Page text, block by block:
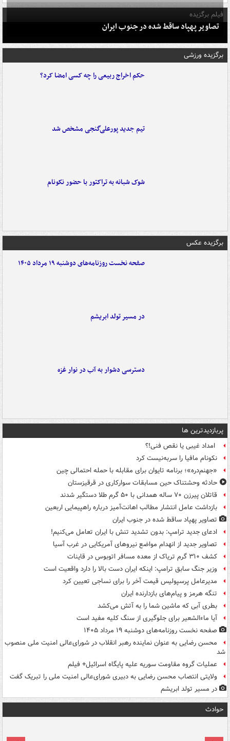
فیلم برگزیده
تصاویر پهپاد ساقط شده در جنوب ایران
برگزیده ورزشی
حکم اخراج ربیعی را چه کسی امضا کرد؟
تیم جدید پورعلی‌گنجی مشخص شد
شوک شبانه به تراکتور با حضور نکونام
برگزیده عکس
صفحه نخست روزنامه‌های دوشنبه ۱۹ مرداد ۱۴۰۵
در مسیر تولد ابریشم
دسترسی دشوار به آب در نوار غزه
پربازدیدترین ها
امداد غیبی یا نقص فنی!؟
نکونام مافیا را سربه‌نیست کرد
«جهنم‌دره»؛ برنامه تایوان برای مقابله با حمله احتمالی چین
حادثه وحشتناک حین مسابقات سوارکاری در قرقیزستان
قاتلان پیرزن ۷۰ ساله همدانی با ۵۰ گرم طلا دستگیر شدند
بازداشت عامل انتشار مطالب اهانت‌آمیز درباره راهپیمایی اربعین
تصاویر پهپاد ساقط شده در جنوب ایران
ادعای جدید ترامپ: بدون تشدید تنش با ایران تعامل می‌کنیم!
تصاویر جدید از انهدام مواضع نیروهای آمریکایی در غرب آسیا
کشف ۳۱۰ گرم تریاک از معده مسافر اتوبوس در قاینات
وزیر جنگ سابق ترامپ: اینکه ایران دست بالا را دارد واقعیت است
مدیرعامل پرسپولیس قیمت آخر را برای نساجی تعیین کرد
تنگه هرمز و پیام‌های بازدارنده ایران
بطری آبی که ماشین شما را به آتش می‌کشد
آیا ماءالشعیر برای جلوگیری از سنگ کلیه مفید است
صفحه نخست روزنامه‌های دوشنبه ۱۹ مرداد ۱۴۰۵
محسن رضایی به عنوان نماینده رهبر انقلاب در شورای‌عالی امنیت ملی منصوب
شد
عملیات گروه مقاومت سوریه علیه پایگاه اسرائیل+ فیلم
ولایتی انتصاب محسن رضایی به دبیری شورای‌عالی امنیت ملی را تبریک گفت
در مسیر تولد ابریشم
حوادث